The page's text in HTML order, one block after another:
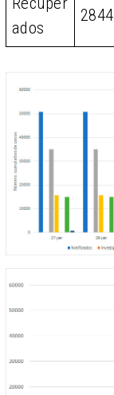
ados
2844